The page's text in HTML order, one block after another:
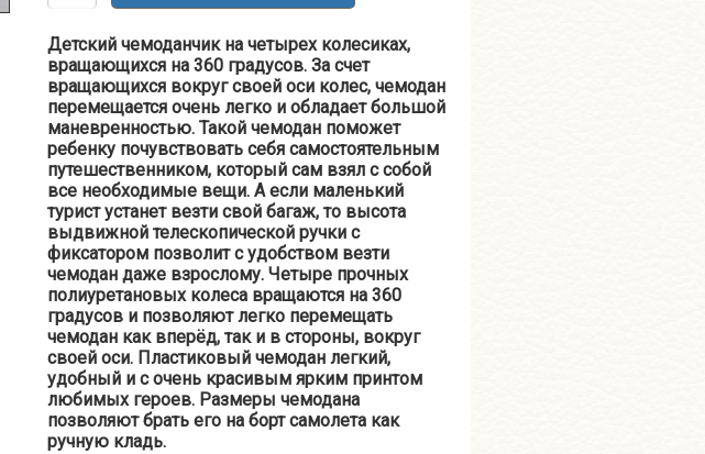
Детский чемоданчик на четырех колесиках,
вращающихся на 360 градусов. За счет
вращающихся вокруг своей оси колес, чемодан
перемещается очень легко и обладает большой
маневренностью. Такой чемодан поможет
ребенку почувствовать себя самостоятельным
путешественником, который сам взял с собой
все необходимые вещи. А если маленький
турист устанет везти свой багаж, то высота
выдвижной телескопической ручки с
фиксатором позволит с удобством везти
чемодан даже взрослому. Четыре прочных
полиуретановых колеса вращаются на 360
градусов и позволяют легко перемещать
чемодан как вперёд, так и в стороны, вокруг
своей оси. Пластиковый чемодан легкий,
удобный и с очень красивым ярким принтом
любимых героев. Размеры чемодана
позволяют брать его на борт самолета как
ручную кладь.